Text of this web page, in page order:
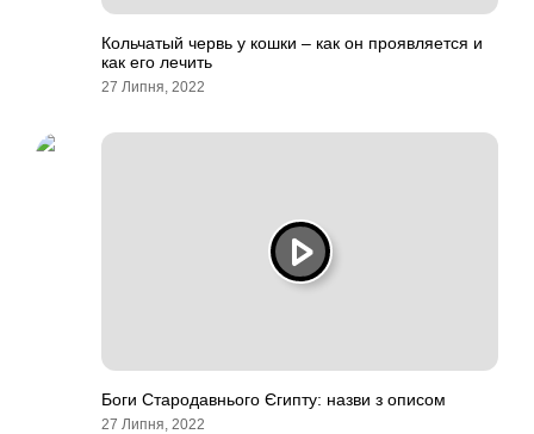
Кольчатый червь у кошки – как он проявляется и
как его лечить
27 Липня, 2022
Боги Стародавнього Єгипту: назви з описом
27 Липня, 2022